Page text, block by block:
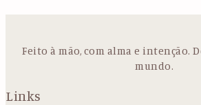
Feito à mão, com alma e intenção.
mundo.
Links